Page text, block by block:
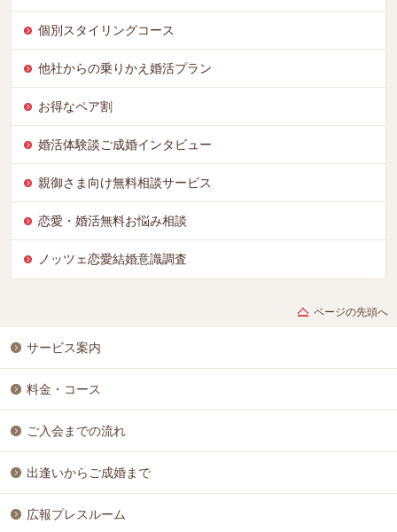
個別スタイリングコース
他社からの乗りかえ婚活プラン
お得なペア割
婚活体験談ご成婚インタビュー
親御さま向け無料相談サービス
恋愛・婚活無料お悩み相談
ノッツェ恋愛結婚意識調査
ページの先頭へ
サービス案内
料金・コース
ご入会までの流れ
出逢いからご成婚まで
広報プレスルーム